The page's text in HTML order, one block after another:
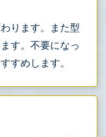
ります。また型
す。不要になっ
すめします。